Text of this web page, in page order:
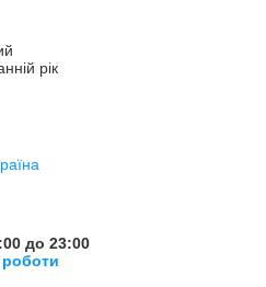
рік
до 23:00
роботи